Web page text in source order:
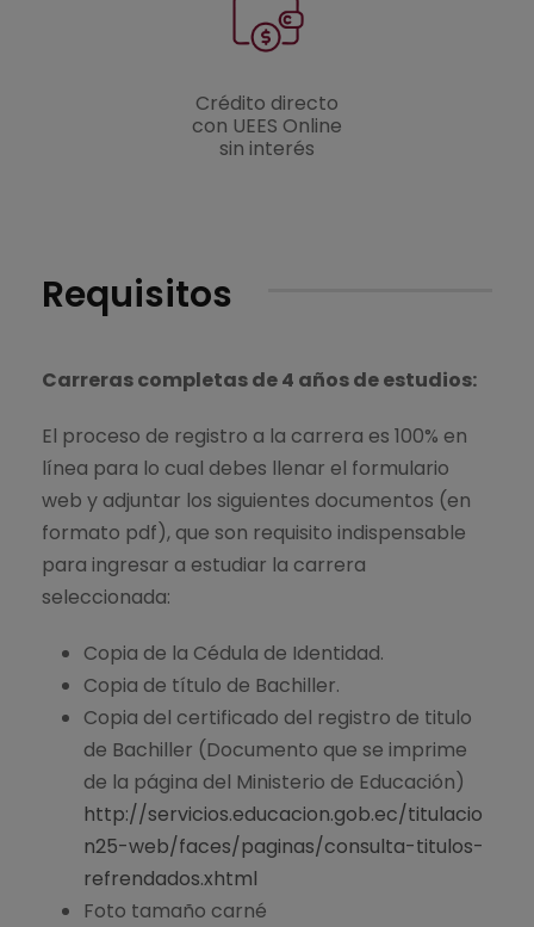
Crédito directo
con UEES Online
sin interés
Requisitos
Carreras completas de 4 años de estudios:
El proceso de registro a la carrera es 100% en
línea para lo cual debes llenar el formulario
web y adjuntar los siguientes documentos (en
formato pdf), que son requisito indispensable
para ingresar a estudiar la carrera
seleccionada:
Copia de la Cédula de Identidad.
Copia de título de Bachiller.
Copia del certificado del registro de titulo
de Bachiller (Documento que se imprime
de la página del Ministerio de Educación)
http://servicios.educacion.gob.ec/titulacio
n25-web/faces/paginas/consulta-titulos-
refrendados.xhtml
Foto tamaño carné